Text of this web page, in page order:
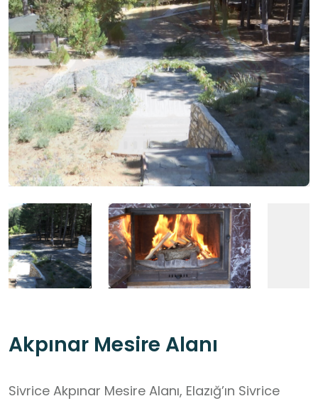
Akpınar Mesire Alanı
Sivrice Akpınar Mesire Alanı, Elazığ’ın Sivrice